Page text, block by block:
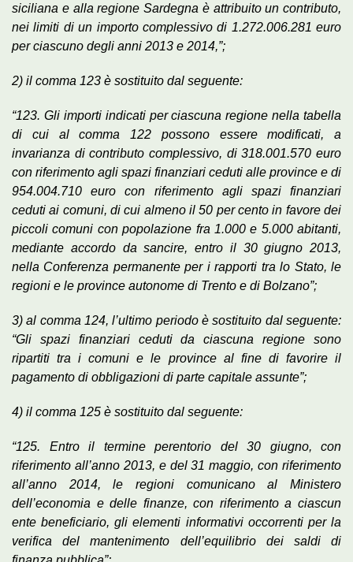
siciliana e alla regione Sardegna è attribuito un contributo,
nei limiti di un importo complessivo di 1.272.006.281 euro
per ciascuno degli anni 2013 e 2014,”;
2) il comma 123 è sostituito dal seguente:
“123. Gli importi indicati per ciascuna regione nella tabella
di cui al comma 122 possono essere modificati, a
invarianza di contributo complessivo, di 318.001.570 euro
con riferimento agli spazi finanziari ceduti alle province e di
954.004.710 euro con riferimento agli spazi finanziari
ceduti ai comuni, di cui almeno il 50 per cento in favore dei
piccoli comuni con popolazione fra 1.000 e 5.000 abitanti,
mediante accordo da sancire, entro il 30 giugno 2013,
nella Conferenza permanente per i rapporti tra lo Stato, le
regioni e le province autonome di Trento e di Bolzano”;
3) al comma 124, l’ultimo periodo è sostituito dal seguente:
“Gli spazi finanziari ceduti da ciascuna regione sono
ripartiti tra i comuni e le province al fine di favorire il
pagamento di obbligazioni di parte capitale assunte”;
4) il comma 125 è sostituito dal seguente:
“125. Entro il termine perentorio del 30 giugno, con
riferimento all’anno 2013, e del 31 maggio, con riferimento
all’anno 2014, le regioni comunicano al Ministero
dell’economia e delle finanze, con riferimento a ciascun
ente beneficiario, gli elementi informativi occorrenti per la
verifica del mantenimento dell’equilibrio dei saldi di